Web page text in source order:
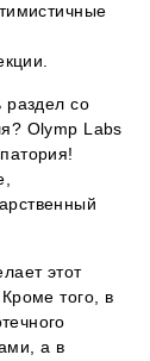
раздел со
Olymp Labs
этот
того, в
а в